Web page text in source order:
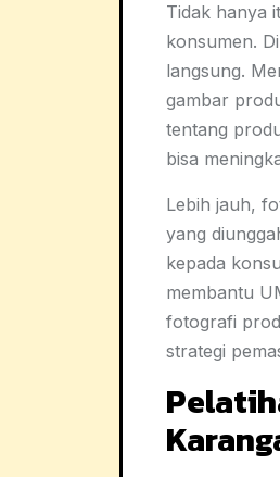
Tidak hanya
konsumen.
langsung.
gambar
tentang
bisa
Lebih jauh,
yang
kepada
membantu
fotografi
strategi